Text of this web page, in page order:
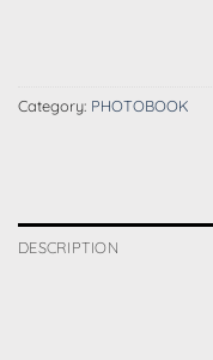
Category: PHOTOBOOK
DESCRIPTION